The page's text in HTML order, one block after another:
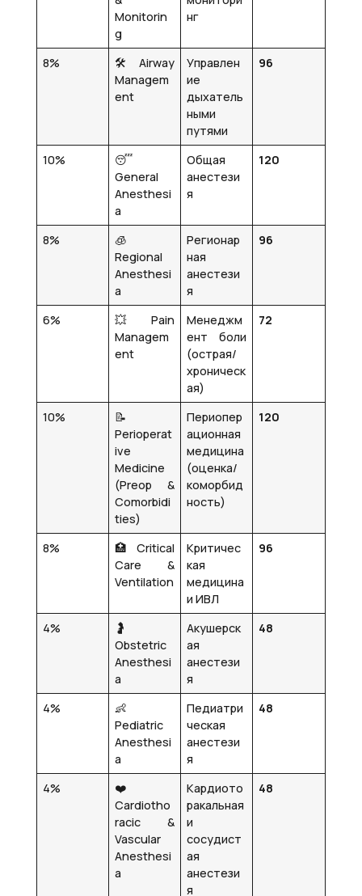
Monitorin
g
нг
8%
🛠️ Airway
Managem
ent
Управлен
ие
дыхатель
ными
путями
96
10%
😴
General
Anesthesi
a
Общая
анестези
я
120
8%
🧊
Regional
Anesthesi
a
Регионар
ная
анестези
я
96
6%
💥 Pain
Managem
ent
Менеджм
ент боли
(острая/
хроническ
ая)
72
10%
📝
Perioperat
ive
Medicine
(Preop &
Comorbidi
ties)
Периопер
ационная
медицина
(оценка/
коморбид
ность)
120
8%
🏥 Critical
Care &
Ventilation
Критичес
кая
медицина
и ИВЛ
96
4%
🤰
Obstetric
Anesthesi
a
Акушерск
ая
анестези
я
48
4%
👶
Pediatric
Anesthesi
a
Педиатри
ческая
анестези
я
48
4%
❤️
Cardiotho
racic &
Vascular
Anesthesi
a
Кардиото
ракальная
и
сосудист
ая
анестези
я
48